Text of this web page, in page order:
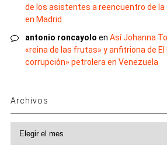
de los asistentes a reencuentro de la
en Madrid
antonio roncayolo en Así Johanna
«reina de las frutas» y anfitriona de El
corrupción» petrolera en Venezuela
Archivos